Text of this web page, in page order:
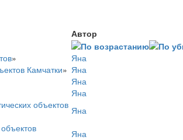
Автор
» Яна
Камчатки» Яна
Яна
Яна
объектов Яна
Яна